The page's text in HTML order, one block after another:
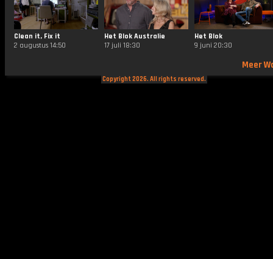
Clean it, Fix it
2 augustus 14:50
Het Blok Australie
17 juli 18:30
Het Blok
9 juni 20:30
Meer
Copyright 2026. All rights reserved.